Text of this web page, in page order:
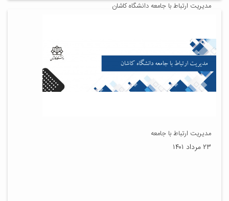
مدیریت ارتباط با جامعه دانشگاه کاشان
مدیریت ارتباط با جامعه
۲۳ مرداد ۱۴۰۱